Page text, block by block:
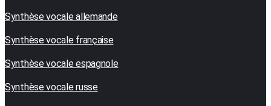
Synthèse vocale allemande
Synthèse vocale française
Synthèse vocale espagnole
Synthèse vocale russe